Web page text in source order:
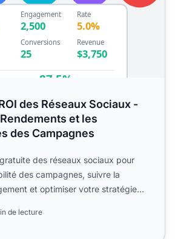
des Réseaux Sociaux -
et les
des Campagnes
des réseaux sociaux pour
des campagnes, suivre la
et optimiser votre stratégie
de lecture